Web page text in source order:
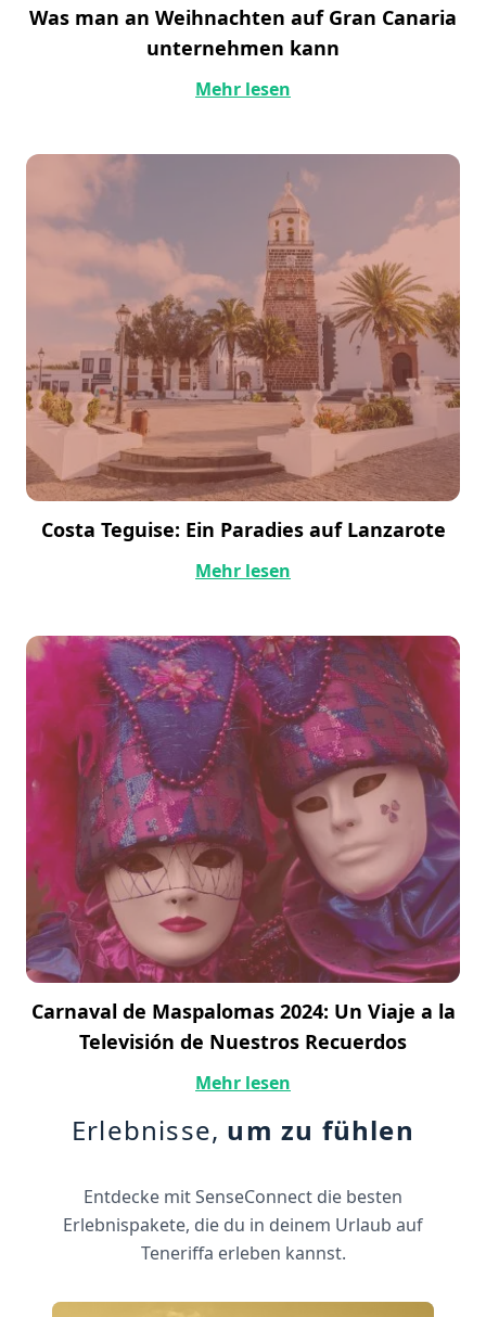
Was man an Weihnachten auf Gran Canaria
unternehmen kann
Mehr lesen
Costa Teguise: Ein Paradies auf Lanzarote
Mehr lesen
Carnaval de Maspalomas 2024: Un Viaje a la
Televisión de Nuestros Recuerdos
Mehr lesen
Erlebnisse, um zu fühlen
Entdecke mit SenseConnect die besten
Erlebnispakete, die du in deinem Urlaub auf
Teneriffa erleben kannst.